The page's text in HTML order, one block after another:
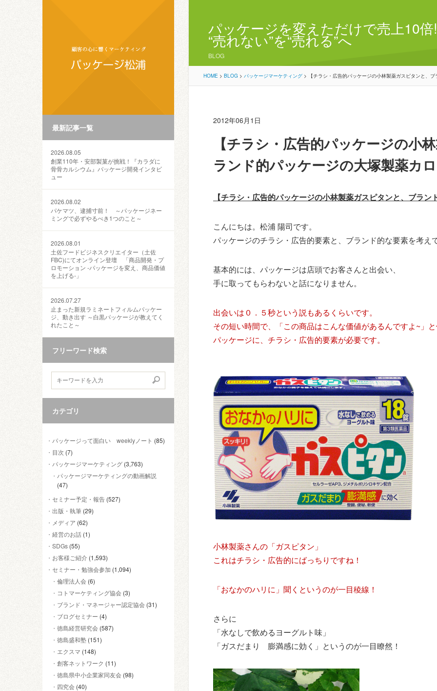
最新記事一覧
2026.08.05
創業110年・安部製菓が挑戦！『カラダに
骨骨カルシウム』パッケージ開発インタビ
ュー
2026.08.02
パケマツ、逮捕寸前！ ～パッケージネー
ミングで必ずやるべき1つのこと～
2026.08.01
土佐フードビジネスクリエイター（土佐
FBC)にてオンライン登壇 「商品開発・プ
ロモーション ‐パッケージを変え、商品価値
を上げる‐」
2026.07.27
止まった新規ラミネートフィルムパッケー
ジ、動き出す ～白黒パッケージが教えてく
れたこと～
フリーワード検索
カテゴリ
パッケージって面白い weeklyノート (85)
目次 (7)
パッケージマーケティング (3,763)
パッケージマーケティングの動画解説
(47)
セミナー予定・報告 (527)
出版・執筆 (29)
メディア (62)
経営のお話 (1)
SDGs (55)
お客様ご紹介 (1,593)
セミナー・勉強会参加 (1,094)
倫理法人会 (6)
コトマーケティング協会 (3)
ブランド・マネージャー認定協会 (31)
ブログセミナー (4)
徳島経営研究会 (587)
徳島盛和塾 (151)
エクスマ (148)
創客ネットワーク (11)
徳島県中小企業家同友会 (98)
四究会 (40)
パッケージを変えただけで売上10
“売れない”を“売れる”へ
BLOG
HOME > BLOG > パッケージマーケティング > 【チラシ・広告的パッケージの小林製薬ガスピタンと、
2012年06月1日
【チラシ・広告的パッケージの小
ランド的パッケージの大塚製薬カ
【チラシ・広告的パッケージの小林製薬ガスピタンと、ブラ
こんにちは。松浦 陽司です。
パッケージのチラシ・広告的要素と、ブランド的な要素を考え
基本的には、パッケージは店頭でお客さんと出会い、
手に取ってもらわないと話になりません。
出会いは０．５秒という説もあるくらいです。
その短い時間で、「この商品はこんな価値があるんですよ~」
パッケージに、チラシ・広告的要素が必要です。
小林製薬さんの「ガスピタン」
これはチラシ・広告的にばっちりですね！
「おなかのハリに」聞くというのが一目稜線！
さらに
「水なしで飲めるヨーグルト味」
「ガスだまり 膨満感に効く」というのが一目瞭然！